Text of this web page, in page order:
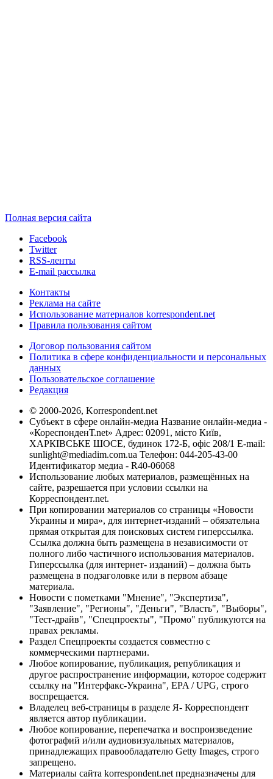
Полная версия сайта
Facebook
Twitter
RSS-ленты
E-mail рассылка
Контакты
Реклама на сайте
Использование материалов korrespondent.net
Правила пользования сайтом
Договор пользования сайтом
Политика в сфере конфиденциальности и персональных
данных
Пользовательское соглашение
Редакция
© 2000-2026, Korrespondent.net
Субъект в сфере онлайн-медиа Название онлайн-медиа -
«КореспонденТ.net» Адрес: 02091, місто Київ,
ХАРКІВСЬКЕ ШОСЕ, будинок 172-Б, офіс 208/1 E-mail:
sunlight@mediadim.com.ua Телефон: 044-205-43-00
Идентификатор медиа - R40-06068
Использование любых материалов, размещённых на
сайте, разрешается при условии ссылки на
Корреспондент.net.
При копировании материалов со страницы «Новости
Украины и мира», для интернет-изданий – обязательна
прямая открытая для поисковых систем гиперссылка.
Ссылка должна быть размещена в независимости от
полного либо частичного использования материалов.
Гиперссылка (для интернет- изданий) – должна быть
размещена в подзаголовке или в первом абзаце
материала.
Новости с пометками "Мнение", "Экспертиза",
"Заявление", "Регионы", "Деньги", "Власть", "Выборы",
"Тест-драйв", "Спецпроекты", "Промо" публикуются на
правах рекламы.
Раздел Спецпроекты создается совместно с
коммерческими партнерами.
Любое копирование, публикация, републикация и
другое распространение информации, которое содержит
ссылку на "Интерфакс-Украина", EPA / UPG, строго
воспрещается.
Владелец веб-страницы в разделе Я- Корреспондент
является автор публикации.
Любое копирование, перепечатка и воспроизведение
фотографий и/или аудиовизуальных материалов,
принадлежащих правообладателю Getty Images, строго
запрещено.
Материалы сайта korrespondent.net предназначены для